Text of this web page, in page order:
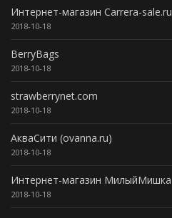
Интернет-магазин Carrera-sale.ru
2018-10-18
BerryBags
2018-10-18
strawberrynet.com
2018-10-18
АкваСити (ovanna.ru)
2018-10-18
Интернет-магазин МилыйМишка
2018-10-18